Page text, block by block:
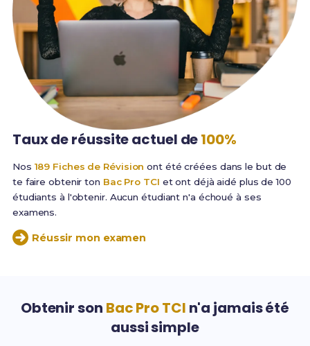
Taux de réussiteactuel de100%
Nos 189 Fiches de Révision ont été créées dans le but de
te faire obtenir ton Bac Pro TCI et ont déjà aidé plus de 100
étudiants à l'obtenir. Aucun étudiant n'a échoué à ses
examens.
Réussir mon examen
Obtenir son Bac Pro TCI n'a jamais été
aussi simple